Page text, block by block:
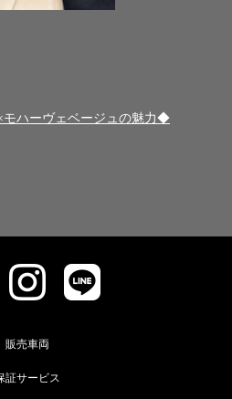
ハーヴェベージュの魅力◆
販売車両
証サービス